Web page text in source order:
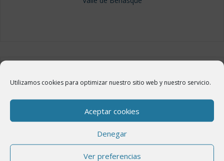
Utilizamos cookies para optimizar nuestro sitio web y nuestro servicio.
Aceptar cookies
Denegar
Ver preferencias
Nueva web del municipio de la Villa de Benasque